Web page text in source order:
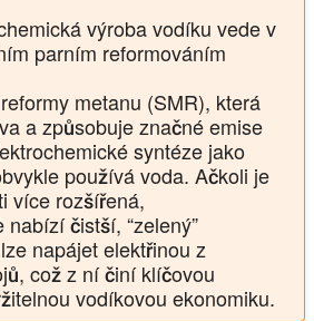
výroba vodíku vede v
parním reformováním
metanu (SMR), která
a způsobuje značné emise
syntéze jako
používá voda. Ačkoli je
více rozšířená,
čistší, “zelený”
napájet elektřinou z
což z ní činí klíčovou
vodíkovou ekonomiku.